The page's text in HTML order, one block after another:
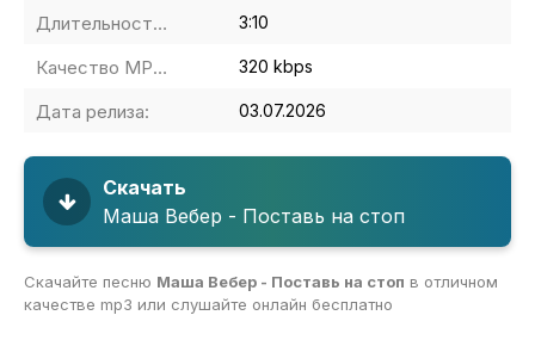
Длительность MP3: 3:10
Качество MP3: 320 kbps
Дата релиза: 03.07.2026
Скачать
Маша Вебер - Поставь на стоп
Скачайте песню Маша Вебер - Поставь на стоп в отличном
качестве mp3 или слушайте онлайн бесплатно